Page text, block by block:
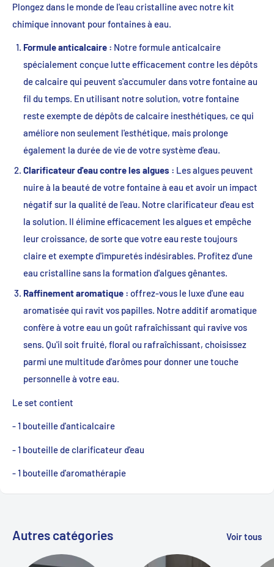
Plongez dans le monde de l'eau cristalline avec notre kit
chimique innovant pour fontaines à eau.
Formule anticalcaire : Notre formule anticalcaire
spécialement conçue lutte efficacement contre les dépôts
de calcaire qui peuvent s'accumuler dans votre fontaine au
fil du temps. En utilisant notre solution, votre fontaine
reste exempte de dépôts de calcaire inesthétiques, ce qui
améliore non seulement l'esthétique, mais prolonge
également la durée de vie de votre système d'eau.
Clarificateur d'eau contre les algues : Les algues peuvent
nuire à la beauté de votre fontaine à eau et avoir un impact
négatif sur la qualité de l'eau. Notre clarificateur d'eau est
la solution. Il élimine efficacement les algues et empêche
leur croissance, de sorte que votre eau reste toujours
claire et exempte d'impuretés indésirables. Profitez d'une
eau cristalline sans la formation d'algues gênantes.
Raffinement aromatique : offrez-vous le luxe d'une eau
aromatisée qui ravit vos papilles. Notre additif aromatique
confère à votre eau un goût rafraîchissant qui ravive vos
sens. Qu'il soit fruité, floral ou rafraîchissant, choisissez
parmi une multitude d'arômes pour donner une touche
personnelle à votre eau.
Le set contient
- 1 bouteille d'anticalcaire
- 1 bouteille de clarificateur d'eau
- 1 bouteille d'aromathérapie
Autres catégories Voir tous